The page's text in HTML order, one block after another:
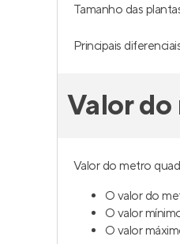
Tamanho das
Principais
Valor do
Valor do metro
O valor do
O valor
O valor